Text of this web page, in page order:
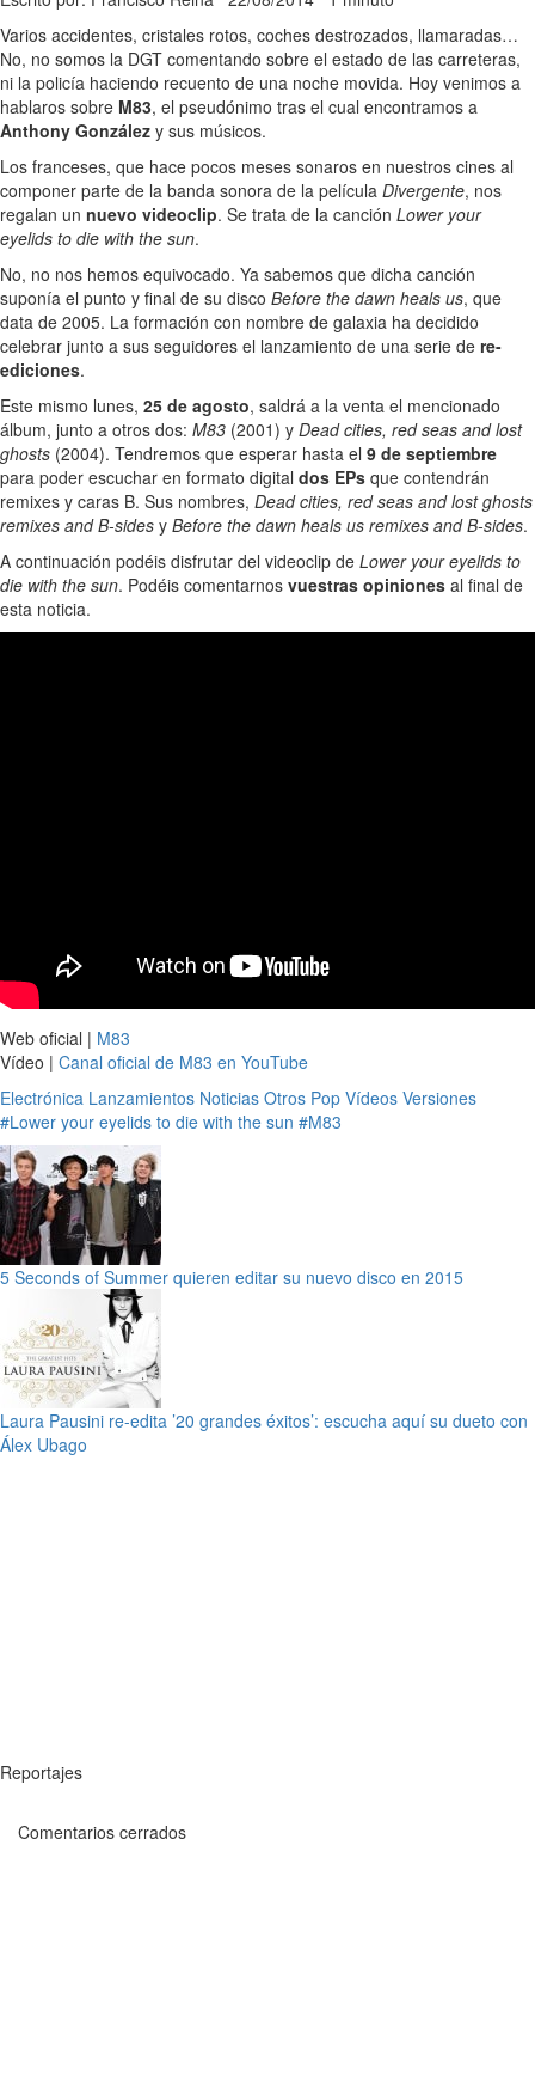
Varios accidentes, cristales rotos, coches destrozados, llamaradas…
No, no somos la DGT comentando sobre el estado de las carreteras,
ni la policía haciendo recuento de una noche movida. Hoy venimos a
hablaros sobre M83, el pseudónimo tras el cual encontramos a
Anthony González y sus músicos.
Los franceses, que hace pocos meses sonaros en nuestros cines al
componer parte de la banda sonora de la película Divergente, nos
regalan un nuevo videoclip. Se trata de la canción Lower your
eyelids to die with the sun.
No, no nos hemos equivocado. Ya sabemos que dicha canción
suponía el punto y final de su disco Before the dawn heals us, que
data de 2005. La formación con nombre de galaxia ha decidido
celebrar junto a sus seguidores el lanzamiento de una serie de re-
ediciones.
Este mismo lunes, 25 de agosto, saldrá a la venta el mencionado
álbum, junto a otros dos: M83 (2001) y Dead cities, red seas and lost
ghosts (2004). Tendremos que esperar hasta el 9 de septiembre
para poder escuchar en formato digital dos EPs que contendrán
remixes y caras B. Sus nombres, Dead cities, red seas and lost ghosts
remixes and B-sides y Before the dawn heals us remixes and B-sides.
A continuación podéis disfrutar del videoclip de Lower your eyelids to
die with the sun. Podéis comentarnos vuestras opiniones al final de
esta noticia.
Web oficial | M83
Vídeo | Canal oficial de M83 en YouTube
Electrónica Lanzamientos Noticias Otros Pop Vídeos Versiones
#Lower your eyelids to die with the sun #M83
5 Seconds of Summer quieren editar su nuevo disco en 2015
Laura Pausini re-edita ’20 grandes éxitos’: escucha aquí su dueto con
Álex Ubago
Reportajes
Comentarios cerrados